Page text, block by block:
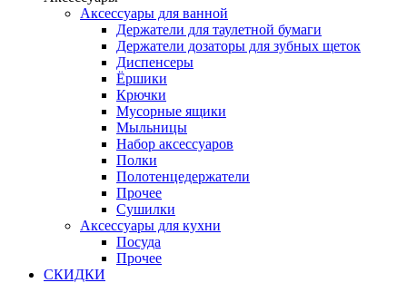
Аксессуары для ванной
Держатели для таулетной бумаги
Держатели дозаторы для зубных щеток
Диспенсеры
Ёршики
Крючки
Мусорные ящики
Мыльницы
Набор аксессуаров
Полки
Полотенцедержатели
Прочее
Сушилки
Аксессуары для кухни
Посуда
Прочее
СКИДКИ